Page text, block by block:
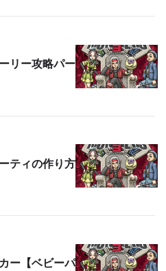
リー攻略パー
ティの作り方
ー【ベビーパ